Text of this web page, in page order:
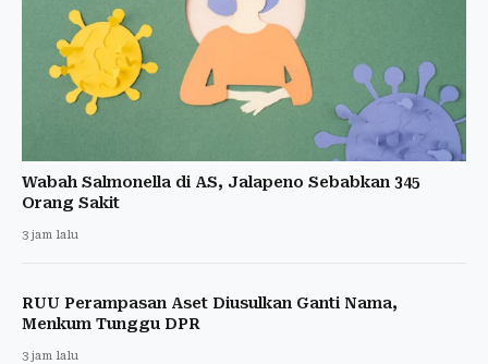
Wabah Salmonella di AS, Jalapeno Sebabkan 345
Orang Sakit
3 jam lalu
RUU Perampasan Aset Diusulkan Ganti Nama,
Menkum Tunggu DPR
3 jam lalu